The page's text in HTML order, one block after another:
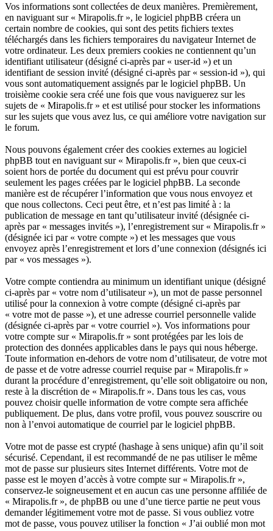
Vos informations sont collectées de deux manières. Premièrement,
en naviguant sur « Mirapolis.fr », le logiciel phpBB créera un
certain nombre de cookies, qui sont des petits fichiers textes
téléchargés dans les fichiers temporaires du navigateur Internet de
votre ordinateur. Les deux premiers cookies ne contiennent qu’un
identifiant utilisateur (désigné ci-après par « user-id ») et un
identifiant de session invité (désigné ci-après par « session-id »), qui
vous sont automatiquement assignés par le logiciel phpBB. Un
troisième cookie sera créé une fois que vous naviguerez sur les
sujets de « Mirapolis.fr » et est utilisé pour stocker les informations
sur les sujets que vous avez lus, ce qui améliore votre navigation sur
le forum.
Nous pouvons également créer des cookies externes au logiciel
phpBB tout en naviguant sur « Mirapolis.fr », bien que ceux-ci
soient hors de portée du document qui est prévu pour couvrir
seulement les pages créées par le logiciel phpBB. La seconde
manière est de récupérer l’information que vous nous envoyez et
que nous collectons. Ceci peut être, et n’est pas limité à : la
publication de message en tant qu’utilisateur invité (désignée ci-
après par « messages invités »), l’enregistrement sur « Mirapolis.fr »
(désignée ici par « votre compte ») et les messages que vous
envoyez après l’enregistrement et lors d’une connexion (désignés ici
par « vos messages »).
Votre compte contiendra au minimum un identifiant unique (désigné
ci-après par « votre nom d’utilisateur »), un mot de passe personnel
utilisé pour la connexion à votre compte (désigné ci-après par
« votre mot de passe »), et une adresse courriel personnelle valide
(désignée ci-après par « votre courriel »). Vos informations pour
votre compte sur « Mirapolis.fr » sont protégées par les lois de
protection des données applicables dans le pays qui nous héberge.
Toute information en-dehors de votre nom d’utilisateur, de votre mot
de passe et de votre adresse courriel requise par « Mirapolis.fr »
durant la procédure d’enregistrement, qu’elle soit obligatoire ou non,
reste à la discrétion de « Mirapolis.fr ». Dans tous les cas, vous
pouvez choisir quelle information de votre compte sera affichée
publiquement. De plus, dans votre profil, vous pouvez souscrire ou
non à l’envoi automatique de courriel par le logiciel phpBB.
Votre mot de passe est crypté (hashage à sens unique) afin qu’il soit
sécurisé. Cependant, il est recommandé de ne pas utiliser le même
mot de passe sur plusieurs sites Internet différents. Votre mot de
passe est le moyen d’accès à votre compte sur « Mirapolis.fr »,
conservez-le soigneusement et en aucun cas une personne affiliée de
« Mirapolis.fr », de phpBB ou une d’une tierce partie ne peut vous
demander légitimement votre mot de passe. Si vous oubliez votre
mot de passe, vous pouvez utiliser la fonction « J’ai oublié mon mot